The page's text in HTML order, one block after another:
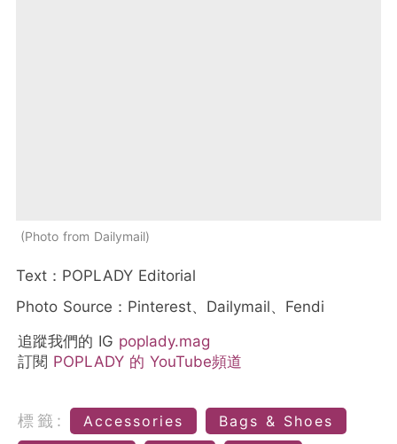
Photo from Dailymail
Text：POPLADY Editorial
Photo Source：Pinterest、Dailymail、Fendi
追蹤我們的 IG poplady.mag
訂閱 POPLADY 的 YouTube頻道
標籤: Accessories
Bags & Shoes